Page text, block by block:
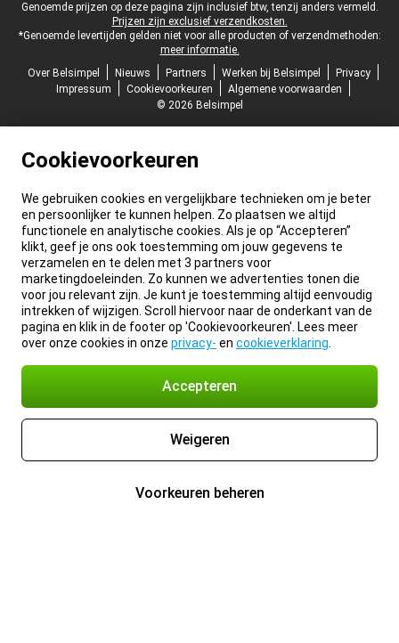
Juridische voettekst
Genoemde prijzen op deze pagina zijn inclusief btw, tenzij anders vermeld.
Prijzen zijn exclusief verzendkosten.
*Genoemde levertijden gelden niet voor alle producten of verzendmethoden:
meer informatie.
Over Belsimpel
Nieuws Partners Werken bij Belsimpel
Privacy
Impressum
Cookievoorkeuren
Algemene voorwaarden
© 2026 Belsimpel
Cookievoorkeuren
We gebruiken cookies en vergelijkbare technieken om je beter
en persoonlijker te kunnen helpen. Zo plaatsen we altijd
functionele en analytische cookies. Als je op “Accepteren”
klikt, geef je ons ook toestemming om jouw gegevens te
verzamelen en te delen met 3 partners voor
marketingdoeleinden. Zo kunnen we advertenties tonen die
voor jou relevant zijn. Je kunt je toestemming altijd eenvoudig
intrekken of wijzigen. Scroll hiervoor naar de onderkant van de
pagina en klik in de footer op 'Cookievoorkeuren'. Lees meer
over onze cookies in onze privacy- en cookieverklaring
Accepteren
Weigeren
Voorkeuren beheren